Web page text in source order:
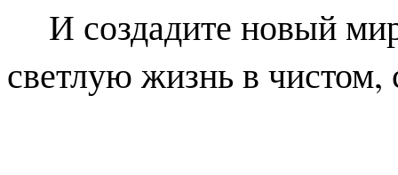
И создадите новый
светлую жизнь в чистом,